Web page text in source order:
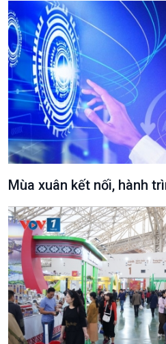
Tin Đời sống & Xã hội
360 độ Sức khỏe
Chuyển đổi Xanh
Tài nguyên và Môi trường
Chuyên gia của bạn
Xã hội chuyển động
Bước chân đến trường
Mùa xuân kết nối, hành